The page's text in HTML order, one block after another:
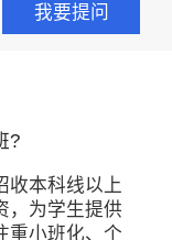
我要提问
?
收本科线以上
，为学生提供
重小班化、个